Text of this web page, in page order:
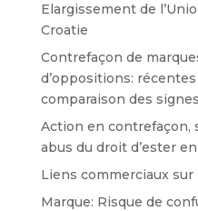
Elargissement de
Croatie
Contrefaçon de
d’oppositions:
comparaison des signes
Action en contrefaçon,
abus du droit d’ester
Liens commerciaux
Marque: Risque de